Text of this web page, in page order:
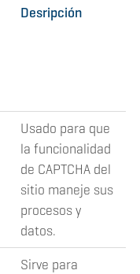
Desripción
Usado para que
la funcionalidad
de CAPTCHA del
sitio maneje sus
procesos y
datos.
Sirve para